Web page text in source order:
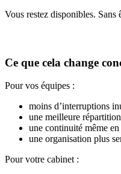
Vous restez disponibles. Sans
Ce que cela change
Pour vos équipes :
moins d’interruptions
une meilleure
une continuité même en
une organisation plus
Pour votre cabinet :